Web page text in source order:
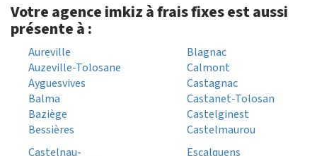
Votre agence imkiz à frais fixes est aussi
présente à :
Aureville
Auzeville-Tolosane
Ayguesvives
Balma
Baziège
Bessières
Blagnac
Calmont
Castagnac
Castanet-Tolosan
Castelginest
Castelmaurou
Castelnau-
Escalquens